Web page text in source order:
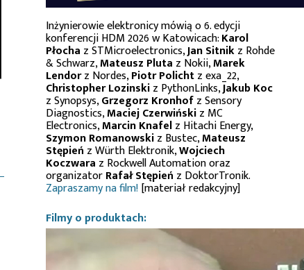
Inżynierowie elektronicy mówią o 6. edycji
konferencji HDM 2026 w Katowicach:Karol
Płocha z STMicroelectronics,Jan Sitnikz Rohde
& Schwarz,Mateusz Pluta z Nokii,Marek
Lendorz Nordes,Piotr Polichtz exa_22,
Christopher Lozinskiz PythonLinks,Jakub Koc
z Synopsys,Grzegorz Kronhofz Sensory
Diagnostics,Maciej Czerwińskiz MC
Electronics,Marcin Knafelz Hitachi Energy,
Szymon Romanowskiz Bustec,Mateusz
Stępień z Würth Elektronik,Wojciech
Koczwara z Rockwell Automation oraz
organizatorRafał Stępień z DoktorTronik.
Zapraszamy na film![materiał redakcyjny]
Filmy o produktach: